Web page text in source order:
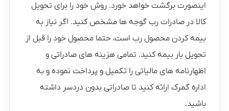
اینصورت برگشت خواهد خورد. روش خود را برای تحویل
کالا در صادرات رب گوجه ها مشخص کنید. اگر نیاز به
بیمه کردن محصول رب است، حتما محصول خود را قبل از
تحویل بار بیمه کنید. تمامی هزینه های صادراتی و
اظهارنامه های مالیاتی را تکمیل و پرداخت نموده و به
اداره گمرک ارائه کنید تا صادراتی بدون دردسر داشته
باشید.